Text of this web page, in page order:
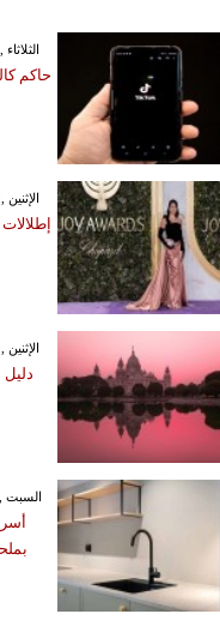
GMT 09:21 2026 الثلاثاء ,27 كانون الثاني / يناير
حاكم
GMT 18:07 2026 الإثنين ,19 كانون الثاني / يناير
GMT 17:59 2026 الإثنين ,19 كانون الثاني / يناير
GMT 07:05 2026 السبت ,10 كانون الثاني / يناير